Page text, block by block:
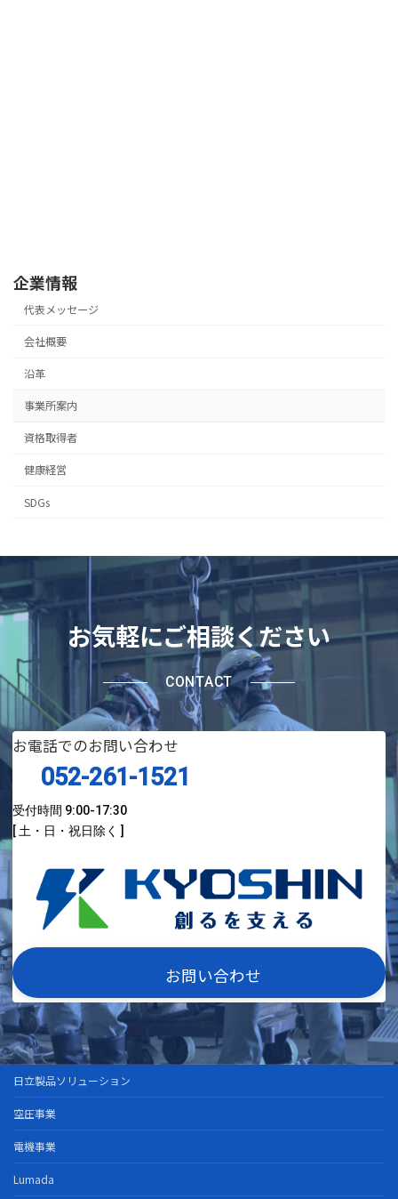
企業情報
代表メッセージ
会社概要
沿革
事業所案内
資格取得者
健康経営
SDGs
お気軽にご相談ください
CONTACT
お電話でのお問い合わせ
052-261-1521
受付時間 9:00-17:30
[ 土・日・祝日除く ]
お問い合わせ
日立製品ソリューション
空圧事業
電機事業
Lumada